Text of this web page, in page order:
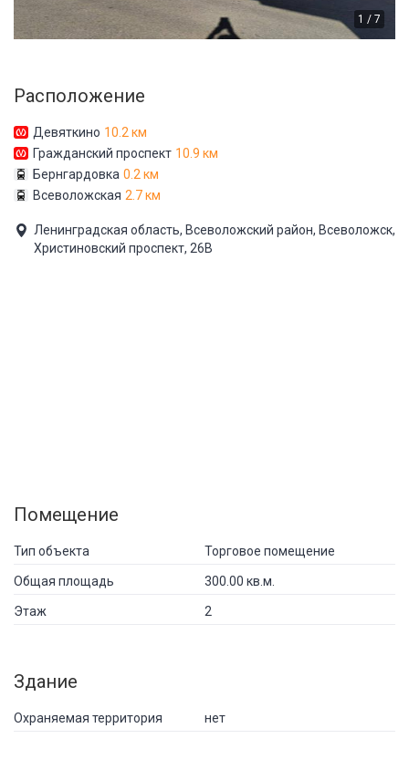
1 / 7
Расположение
Девяткино 10.2 км
Гражданский проспект 10.9 км
Бернгардовка 0.2 км
Всеволожская 2.7 км
Ленинградская область, Всеволожский район, Всеволожск,
Христиновский проспект, 26В
Помещение
Тип объекта Торговое помещение
Общая площадь 300.00 кв.м.
Этаж 2
Здание
Охраняемая территория нет